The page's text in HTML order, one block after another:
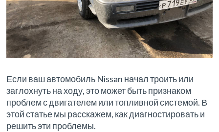
Если ваш автомобиль Nissan начал троить или
заглохнуть на ходу, это может быть признаком
проблем с двигателем или топливной системой. В
этой статье мы расскажем, как диагностировать и
решить эти проблемы.